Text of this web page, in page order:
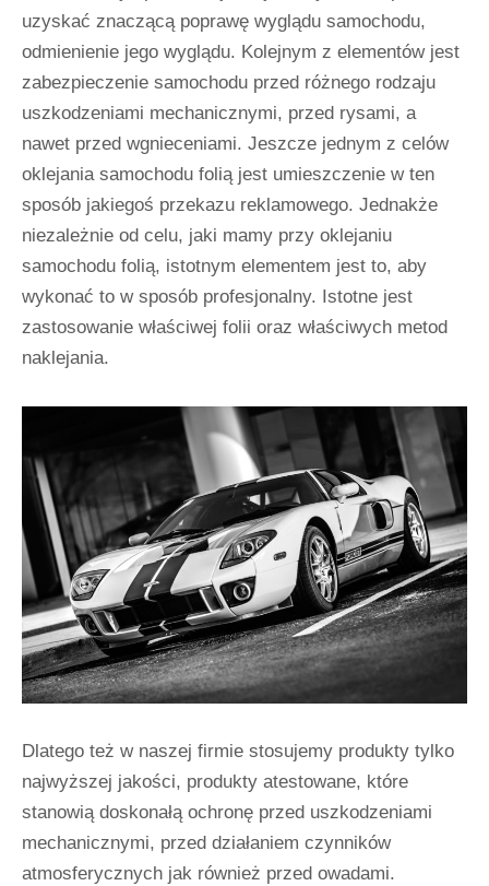
uzyskać znaczącą poprawę wyglądu samochodu,
odmienienie jego wyglądu. Kolejnym z elementów jest
zabezpieczenie samochodu przed różnego rodzaju
uszkodzeniami mechanicznymi, przed rysami, a
nawet przed wgnieceniami. Jeszcze jednym z celów
oklejania samochodu folią jest umieszczenie w ten
sposób jakiegoś przekazu reklamowego. Jednakże
niezależnie od celu, jaki mamy przy oklejaniu
samochodu folią, istotnym elementem jest to, aby
wykonać to w sposób profesjonalny. Istotne jest
zastosowanie właściwej folii oraz właściwych metod
naklejania.
Dlatego też w naszej firmie stosujemy produkty tylko
najwyższej jakości, produkty atestowane, które
stanowią doskonałą ochronę przed uszkodzeniami
mechanicznymi, przed działaniem czynników
atmosferycznych jak również przed owadami.